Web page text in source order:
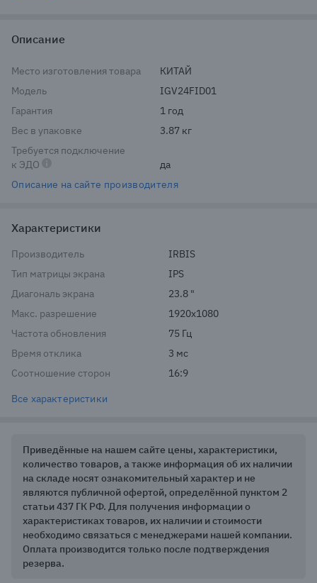
Описание
Место изготовления товара
КИТАЙ
Модель
IGV24FID01
Гарантия
1 год
Вес в упаковке
3.87 кг
Требуется подключение
к ЭДО
да
Описание на сайте производителя
Характеристики
Производитель
IRBIS
Тип матрицы экрана
IPS
Диагональ экрана
23.8 "
Макс. разрешение
1920x1080
Частота обновления
75 Гц
Время отклика
3 мс
Соотношение сторон
16:9
Все характеристики
Приведённые на нашем сайте цены, характеристики,
количество товаров, а также информация об их наличии
на складе носят ознакомительный характер и не
являются публичной офертой, определённой пунктом 2
статьи 437 ГК РФ. Для получения информации о
характеристиках товаров, их наличии и стоимости
необходимо связаться с менеджерами нашей компании.
Оплата производится только после подтверждения
резерва.